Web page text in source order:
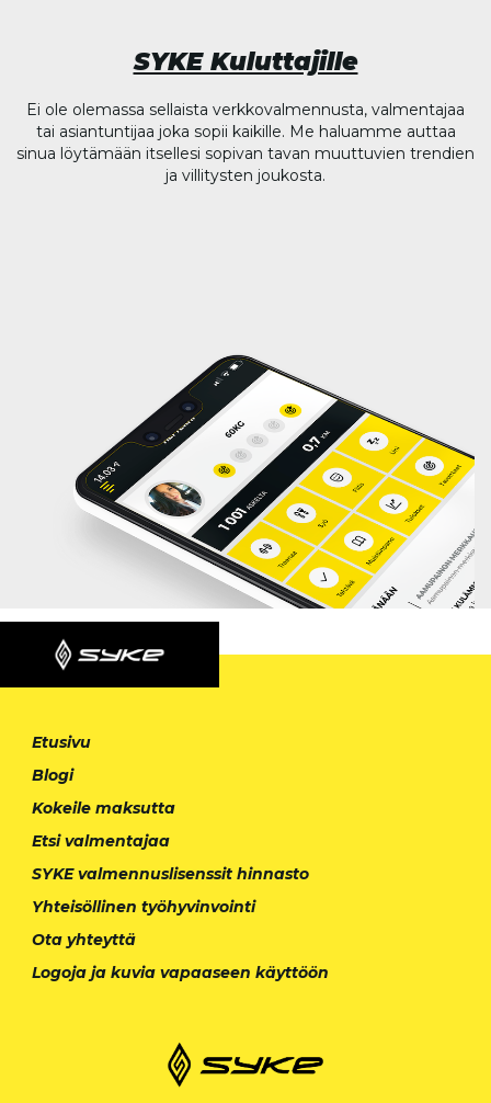
SYKE Kuluttajille
Ei ole olemassa sellaista verkkovalmennusta, valmentajaa
tai asiantuntijaa joka sopii kaikille. Me haluamme auttaa
sinua löytämään itsellesi sopivan tavan muuttuvien trendien
ja villitysten joukosta.
Etusivu
Blogi
Kokeile maksutta
Etsi valmentajaa
SYKE valmennuslisenssit hinnasto
Yhteisöllinen työhyvinvointi
Ota yhteyttä
Logoja ja kuvia vapaaseen käyttöön